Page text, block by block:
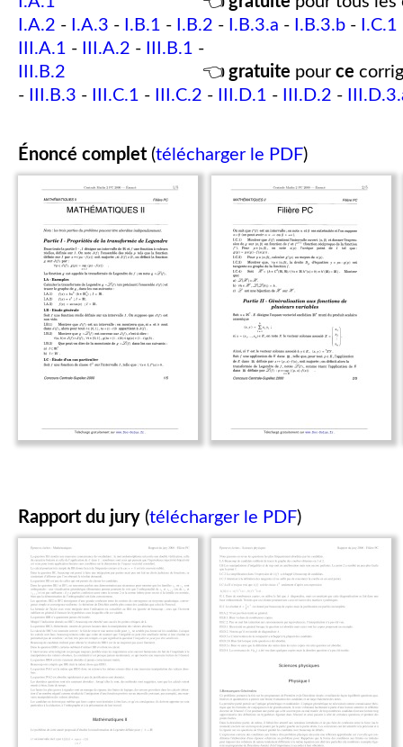
I.A.2 - I.A.3 - I.B.1 - I.B.2 - I.B.3.a - I.B.3.b - I.C.1
III.A.1 - III.A.2 - III.B.1 -
III.B.2
👈 gratuite pour ce
-
III.B.3 - III.C.1 - III.C.2 - III.D.1 - III.D.2 -
Énoncé complet (télécharger le PDF)
Rapport du jury (télécharger le PDF)